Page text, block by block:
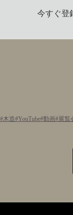
今すぐ
木造 YouTube 動画 展覧